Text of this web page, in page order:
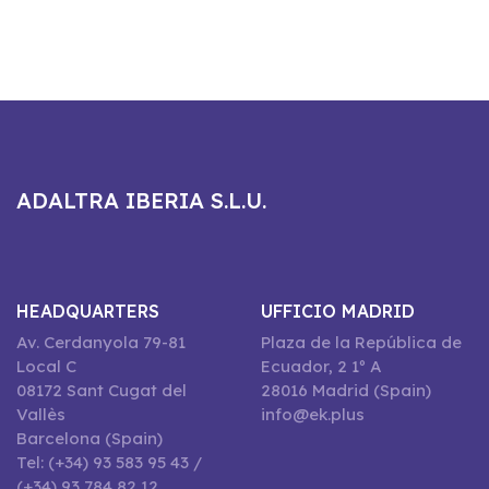
ADALTRA IBERIA S.L.U.
HEADQUARTERS
Av. Cerdanyola 79-81
Local C
08172 Sant Cugat del
Vallès
Barcelona (Spain)
Tel: (+34) 93 583 95 43 /
UFFICIO MADRID
Plaza de la República de
Ecuador, 2 1º A
28016 Madrid (Spain)
info@ek.plus